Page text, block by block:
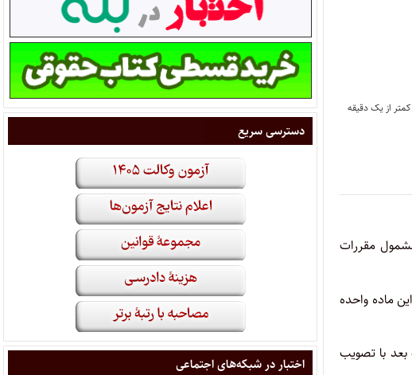
از یک دقیقه
مقررات
ماده واحده
اطلاق می‌گردد که بنا به نیاز دوران بعد از انقلاب اسلامی ایران (۲۲ بهمن ماه سال ۱۳۵۷) به بعد با تصویب
دسترسی سریع
اختبار در شبکه‌های اجتماعی